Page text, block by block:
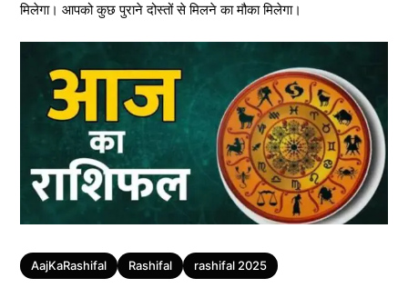
मिलेगा। आपको कुछ पुराने दोस्तों से मिलने का मौका मिलेगा।
Tags
AajKaRashifal Rashifal rashifal 2025